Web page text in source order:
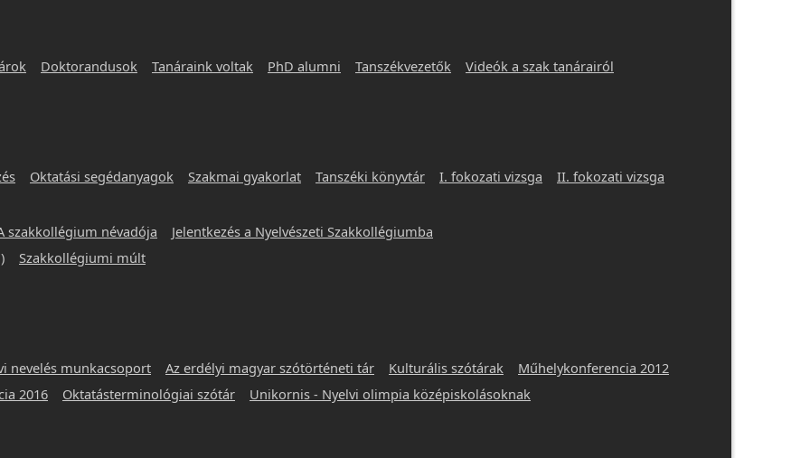
Doktorandusok Tanáraink voltak PhD alumni Tanszékvezetők
Videók a szak tanárairól
Oktatási segédanyagok Szakmai gyakorlat Tanszéki könyvtár I. fokozati vizsga II. fokozati vizsga
szakkollégium névadója
Jelentkezés a Nyelvészeti Szakkollégiumba
Szakkollégiumi múlt
nevelés munkacsoport Az erdélyi magyar szótörténeti tár Kulturális szótárak
Műhelykonferencia 2012
2016 Oktatásterminológiai szótár Unikornis - Nyelvi olimpia középiskolásoknak